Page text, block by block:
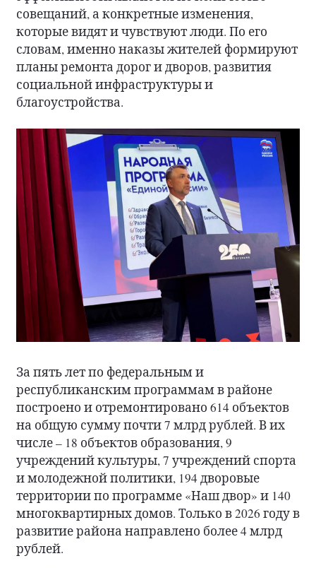
совещаний, а конкретные изменения,
которые видят и чувствуют люди. По его
словам, именно наказы жителей формируют
планы ремонта дорог и дворов, развития
социальной инфраструктуры и
благоустройства.
За пять лет по федеральным и
республиканским программам в районе
построено и отремонтировано 614 объектов
на общую сумму почти 7 млрд рублей. В их
числе – 18 объектов образования, 9
учреждений культуры, 7 учреждений спорта
и молодежной политики, 194 дворовые
территории по программе «Наш двор» и 140
многоквартирных домов. Только в 2026 году в
развитие района направлено более 4 млрд
рублей.